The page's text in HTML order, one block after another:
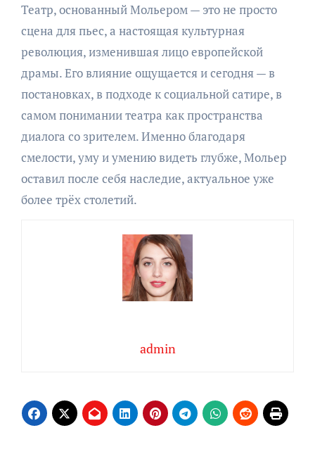
Театр, основанный Мольером — это не просто
сцена для пьес, а настоящая культурная
революция, изменившая лицо европейской
драмы. Его влияние ощущается и сегодня — в
постановках, в подходе к социальной сатире, в
самом понимании театра как пространства
диалога со зрителем. Именно благодаря
смелости, уму и умению видеть глубже, Мольер
оставил после себя наследие, актуальное уже
более трёх столетий.
admin